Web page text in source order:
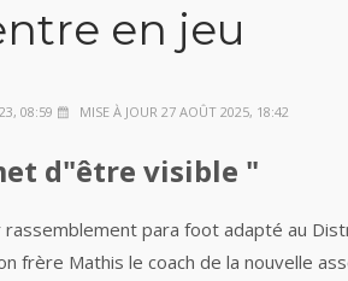
en jeu
08:59 MISE À JOUR 27 AOÛT 2025, 18:42
d"être visible "
para foot adapté au
frère Mathis le coach de la nouvelle